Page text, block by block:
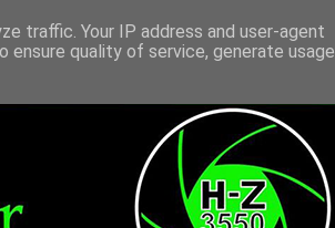
traffic. Your IP address and user-agent
ensure quality of service, generate usage